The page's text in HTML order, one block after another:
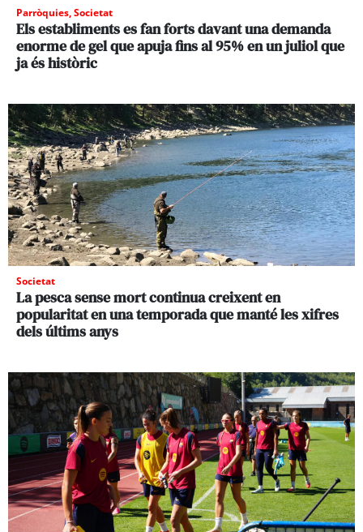
Parròquies,Societat
Els establiments es fan forts davant una demanda
enorme de gel que apuja fins al 95% en un juliol que
ja és històric
Societat
La pesca sense mort continua creixent en
popularitat en una temporada que manté les xifres
dels últims anys